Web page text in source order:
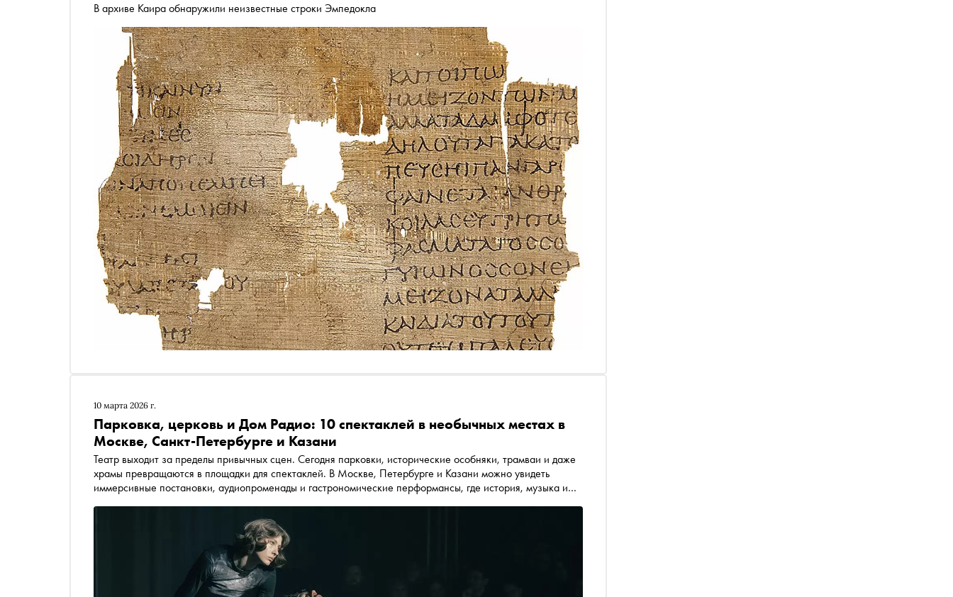
В архиве Каира обнаружили неизвестные строки Эмпедокла
10 марта 2026 г.
Парковка, церковь и Дом Радио: 10 спектаклей в необычных местах в
Москве, Санкт-Петербурге и Казани
Театр выходит за пределы привычных сцен. Сегодня парковки, исторические особняки, трамваи и даже
храмы превращаются в площадки для спектаклей. В Москве, Петербурге и Казани можно увидеть
иммерсивные постановки, аудиопроменады и гастрономические перформансы, где история, музыка и
рассказывает про десять спектаклей, где предлагают смотреть на привычный город и знакомые истории